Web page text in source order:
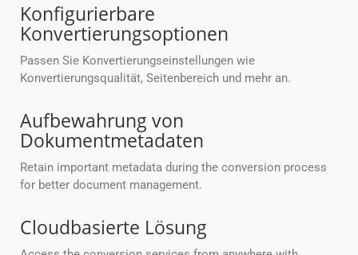
Konfigurierbare
Konvertierungsoptionen
Passen Sie Konvertierungseinstellungen wie
Konvertierungsqualität, Seitenbereich und mehr an.
Aufbewahrung von
Dokumentmetadaten
Retain important metadata during the conversion process
for better document management.
Cloudbasierte Lösung